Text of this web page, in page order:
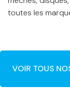
toutes les
VOIR TOUS